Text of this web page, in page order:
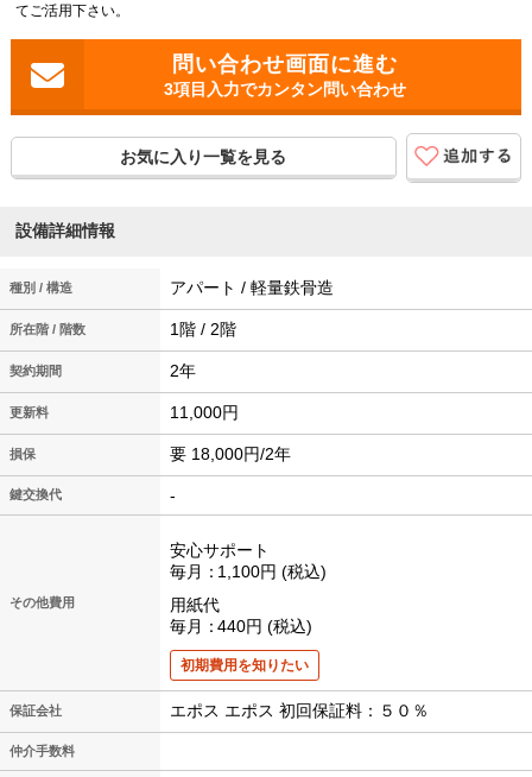
てご活用下さい。
3項目入力でカンタン問い合わせ
お気に入り一覧を見る
設備詳細情報
種別 / 構造 アパート / 軽量鉄骨造
所在階 / 階数 1階 / 2階
契約期間 2年
更新料 11,000円
損保 要 18,000円/2年
鍵交換代 -
その他費用
安心サポート
毎月
1,100円
税込
用紙代
毎月
440円 税込
初期費用を知りたい
保証会社 エポス エポス 初回保証料：５０％
仲介手数料